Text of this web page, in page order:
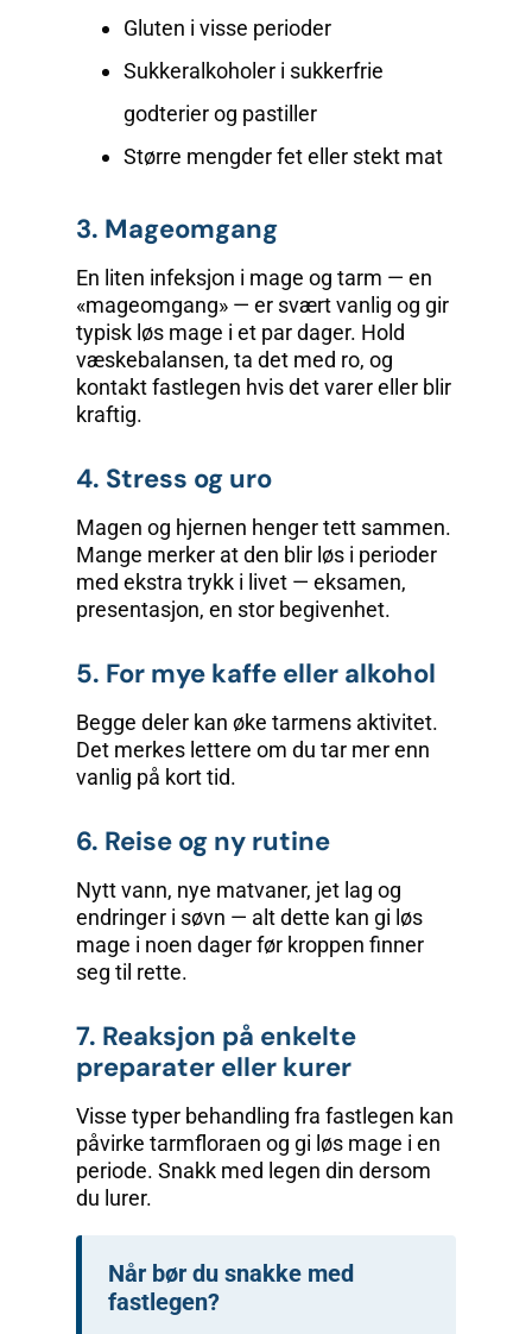
Gluten i visse perioder
Sukkeralkoholer i sukkerfrie
godterier og pastiller
Større mengder fet eller stekt mat
3. Mageomgang
En liten infeksjon i mage og tarm — en
«mageomgang» — er svært vanlig og gir
typisk løs mage i et par dager. Hold
væskebalansen, ta det med ro, og
kontakt fastlegen hvis det varer eller blir
kraftig.
4. Stress og uro
Magen og hjernen henger tett sammen.
Mange merker at den blir løs i perioder
med ekstra trykk i livet — eksamen,
presentasjon, en stor begivenhet.
5. For mye kaffe eller alkohol
Begge deler kan øke tarmens aktivitet.
Det merkes lettere om du tar mer enn
vanlig på kort tid.
6. Reise og ny rutine
Nytt vann, nye matvaner, jet lag og
endringer i søvn — alt dette kan gi løs
mage i noen dager før kroppen finner
seg til rette.
7. Reaksjon på enkelte
preparater eller kurer
Visse typer behandling fra fastlegen kan
påvirke tarmfloraen og gi løs mage i en
periode. Snakk med legen din dersom
du lurer.
Når bør du snakke med
fastlegen?